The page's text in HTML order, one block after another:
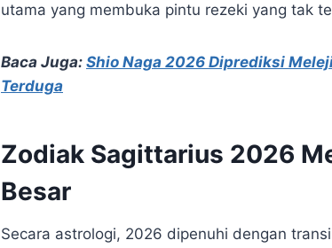
utama yang membuka pintu rezeki yang tak
Baca Juga: Shio Naga 2026 Diprediksi
Terduga
Zodiak Sagittarius 2026
Besar
Secara astrologi, 2026 dipenuhi dengan